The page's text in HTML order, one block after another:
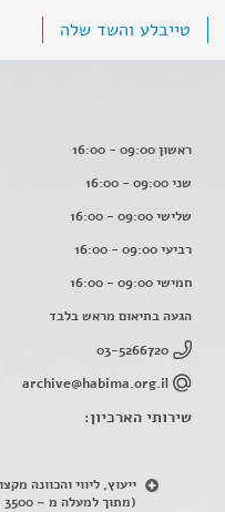
טייבלע והשד שלה
ראשון 09:00 - 16:00
שני 09:00 - 16:00
שלישי 09:00 - 16:00
רביעי 09:00 - 16:00
חמישי 09:00 - 16:00
הגעה בתיאום מראש בלבד
03-5266720
archive@habima.org.il
שירותי הארכיון:
ייעוץ, ליווי והכוונה